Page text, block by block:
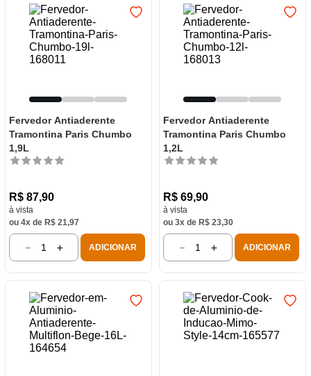
Fervedor Antiaderente
Tramontina Paris Chumbo
1,9L
R$ 87,90
à vista
ou 4x de R$ 21,97
＋
－ ADICIONAR
Fervedor Antiaderente
Tramontina Paris Chumbo
1,2L
R$ 69,90
à vista
ou 3x de R$ 23,30
＋
－ ADICIONAR